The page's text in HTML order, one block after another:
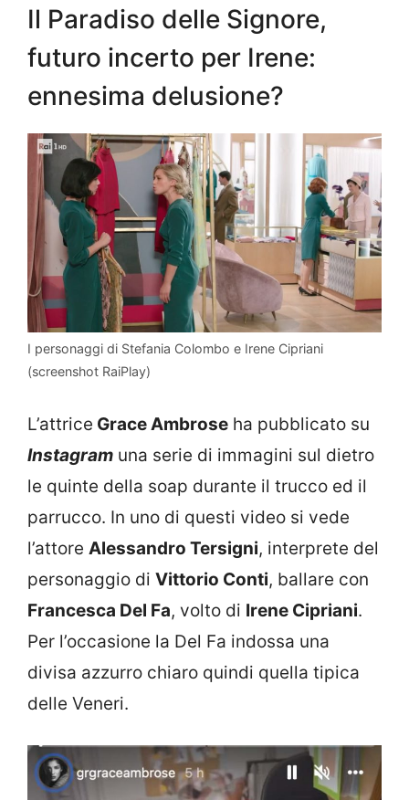
Il Paradiso delle Signore,
futuro incerto per Irene:
ennesima delusione?
I personaggi di Stefania Colombo e Irene Cipriani
(screenshot RaiPlay)
L’attrice Grace Ambrose ha pubblicato su
Instagram una serie di immagini sul dietro
le quinte della soap durante il trucco ed il
parrucco. In uno di questi video si vede
l’attore Alessandro Tersigni, interprete del
personaggio di Vittorio Conti, ballare con
Francesca Del Fa, volto di Irene Cipriani.
Per l’occasione la Del Fa indossa una
divisa azzurro chiaro quindi quella tipica
delle Veneri.